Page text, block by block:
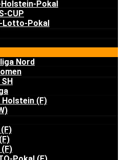
Pokal
CUP
Lotto-Pokal
Nord
Holstein (F)